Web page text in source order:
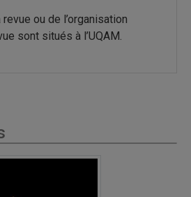
ou de l’organisation
sont situés à l’UQAM.